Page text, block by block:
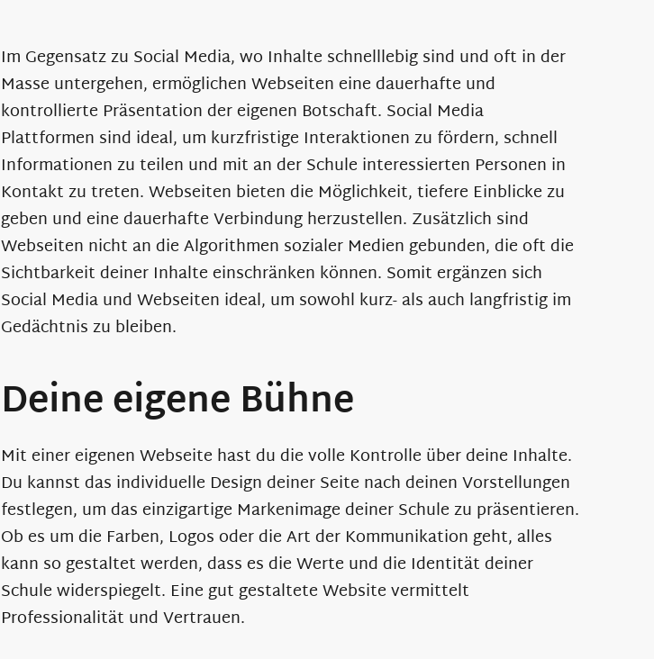
Im Gegensatz zu Social Media, wo Inhalte schnelllebig sind und oft in der
Masse untergehen, ermöglichen Webseiten eine dauerhafte und
kontrollierte Präsentation der eigenen Botschaft. Social Media
Plattformen sind ideal, um kurzfristige Interaktionen zu fördern, schnell
Informationen zu teilen und mit an der Schule interessierten Personen in
Kontakt zu treten. Webseiten bieten die Möglichkeit, tiefere Einblicke zu
geben und eine dauerhafte Verbindung herzustellen. Zusätzlich sind
Webseiten nicht an die Algorithmen sozialer Medien gebunden, die oft die
Sichtbarkeit deiner Inhalte einschränken können. Somit ergänzen sich
Social Media und Webseiten ideal, um sowohl kurz- als auch langfristig im
Gedächtnis zu bleiben.
Deine eigene Bühne
Mit einer eigenen Webseite hast du die volle Kontrolle über deine Inhalte.
Du kannst das individuelle Design deiner Seite nach deinen Vorstellungen
festlegen, um das einzigartige Markenimage deiner Schule zu präsentieren.
Ob es um die Farben, Logos oder die Art der Kommunikation geht, alles
kann so gestaltet werden, dass es die Werte und die Identität deiner
Schule widerspiegelt. Eine gut gestaltete Website vermittelt
Professionalität und Vertrauen.